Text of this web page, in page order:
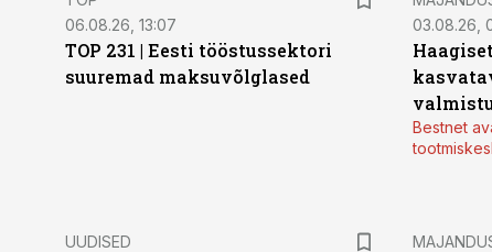
06.08.26, 13:07
TOP 231 | Eesti tööstussektori
suuremad maksuvõlglased
03.08.26,
Bestnet
UUDISED